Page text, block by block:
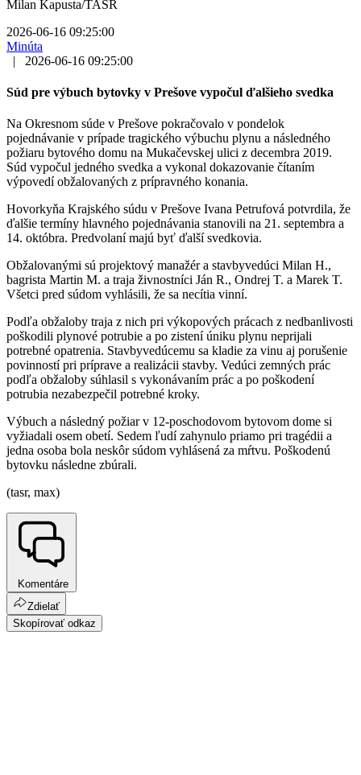
Milan Kapusta/TASR
2026-06-16 09:25:00
Minúta
|
2026-06-16 09:25:00
Súd pre výbuch bytovky v Prešove vypočul ďalšieho svedka
Na Okresnom súde v Prešove pokračovalo v pondelok
pojednávanie v prípade tragického výbuchu plynu a následného
požiaru bytového domu na Mukačevskej ulici z decembra 2019.
Súd vypočul jedného svedka a vykonal dokazovanie čítaním
výpovedí obžalovaných z prípravného konania.
Hovorkyňa Krajského súdu v Prešove Ivana Petrufová potvrdila, že
ďalšie termíny hlavného pojednávania stanovili na 21. septembra a
14. októbra. Predvolaní majú byť ďalší svedkovia.
Obžalovanými sú projektový manažér a stavbyvedúci Milan H.,
bagrista Martin M. a traja živnostníci Ján R., Ondrej T. a Marek T.
Všetci pred súdom vyhlásili, že sa necítia vinní.
Podľa obžaloby traja z nich pri výkopových prácach z nedbanlivosti
poškodili plynové potrubie a po zistení úniku plynu neprijali
potrebné opatrenia. Stavbyvedúcemu sa kladie za vinu aj porušenie
povinností pri príprave a realizácii stavby. Vedúci zemných prác
podľa obžaloby súhlasil s vykonávaním prác a po poškodení
potrubia nezabezpečil potrebné kroky.
Výbuch a následný požiar v 12-poschodovom bytovom dome si
vyžiadali osem obetí. Sedem ľudí zahynulo priamo pri tragédii a
jedna osoba bola neskôr súdom vyhlásená za mŕtvu. Poškodenú
bytovku následne zbúrali.
(tasr, max)
Komentáre
Zdielať
Skopírovať odkaz